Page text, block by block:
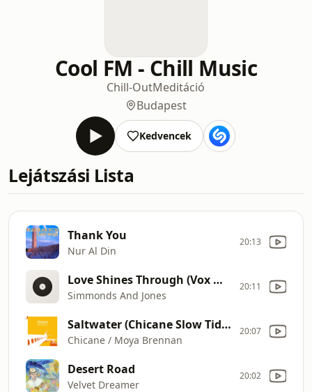
Cool FM - Chill Music
Chill-OutMeditáció
Budapest
Kedvencek
Lejátszási Lista
Thank You
Nur Al Din
20:13
Love Shines Through (Vox Mix)
Simmonds And Jones
20:11
Saltwater (Chicane Slow Tide Remix)
Chicane / Moya Brennan
20:07
Desert Road
Velvet Dreamer
20:02